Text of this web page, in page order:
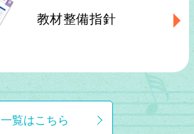
教材整備指針
一覧はこちら